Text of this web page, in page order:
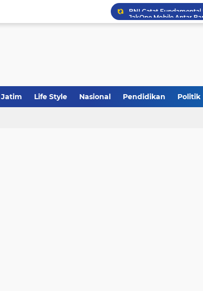
JakOne Mobile Antar
Calon Ketum PBNU,
Jatim Life Style Nasional Pendidikan Politik